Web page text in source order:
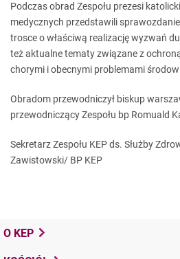
Podczas obrad Zespołu prezesi
medycznych przedstawili
trosce o właściwą realizację wyzwań
też aktualne tematy związane z
chorymi i obecnymi problemami
Obradom przewodniczył biskup
przewodniczący Zespołu bp Romuald
Sekretarz Zespołu KEP ds. Służby
Zawistowski/ BP KEP
O KEP